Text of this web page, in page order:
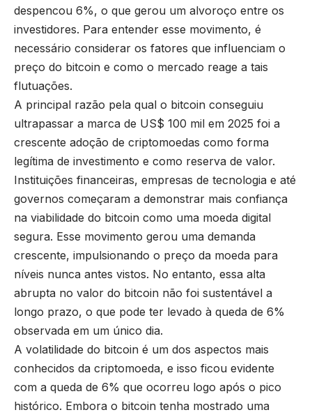
despencou 6%, o que gerou um alvoroço entre os
investidores. Para entender esse movimento, é
necessário considerar os fatores que influenciam o
preço do bitcoin e como o mercado reage a tais
flutuações.
A principal razão pela qual o bitcoin conseguiu
ultrapassar a marca de US$ 100 mil em 2025 foi a
crescente adoção de criptomoedas como forma
legítima de investimento e como reserva de valor.
Instituições financeiras, empresas de tecnologia e até
governos começaram a demonstrar mais confiança
na viabilidade do bitcoin como uma moeda digital
segura. Esse movimento gerou uma demanda
crescente, impulsionando o preço da moeda para
níveis nunca antes vistos. No entanto, essa alta
abrupta no valor do bitcoin não foi sustentável a
longo prazo, o que pode ter levado à queda de 6%
observada em um único dia.
A volatilidade do bitcoin é um dos aspectos mais
conhecidos da criptomoeda, e isso ficou evidente
com a queda de 6% que ocorreu logo após o pico
histórico. Embora o bitcoin tenha mostrado uma